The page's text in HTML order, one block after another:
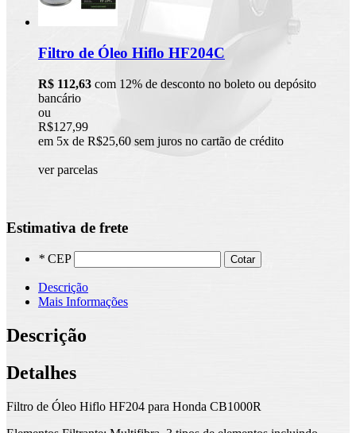
Filtro de Óleo Hiflo HF204C
R$ 112,63 com 12% de desconto no boleto ou depósito
bancário
ou
R$127,99
em 5x de R$25,60 sem juros no cartão de crédito
ver parcelas
Estimativa de frete
* CEP Cotar
Descrição
Mais Informações
Descrição
Detalhes
Filtro de Óleo Hiflo HF204 para Honda CB1000R